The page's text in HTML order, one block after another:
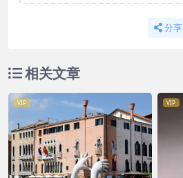
分享
相关文章
VIP VIP